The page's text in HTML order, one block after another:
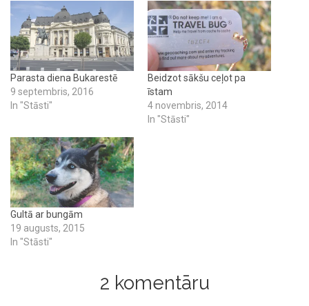
Parasta diena Bukarestē
9 septembris, 2016
In "Stāsti"
Beidzot sākšu ceļot pa
īstam
4 novembris, 2014
In "Stāsti"
Gultā ar bungām
19 augusts, 2015
In "Stāsti"
2 komentāru